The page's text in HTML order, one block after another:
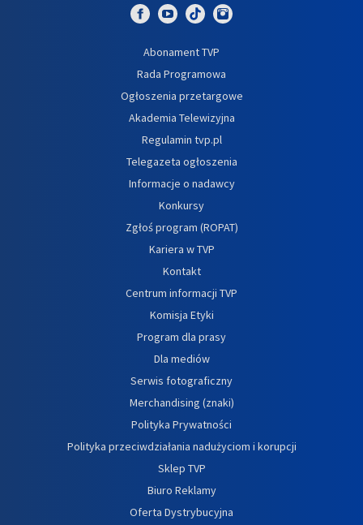
Abonament TVP
Rada Programowa
Ogłoszenia przetargowe
Akademia Telewizyjna
Regulamin tvp.pl
Telegazeta ogłoszenia
Informacje o nadawcy
Konkursy
Zgłoś program (ROPAT)
Kariera w TVP
Kontakt
Centrum informacji TVP
Komisja Etyki
Program dla prasy
Dla mediów
Serwis fotograficzny
Merchandising (znaki)
Polityka Prywatności
Polityka przeciwdziałania nadużyciom i korupcji
Sklep TVP
Biuro Reklamy
Oferta Dystrybucyjna